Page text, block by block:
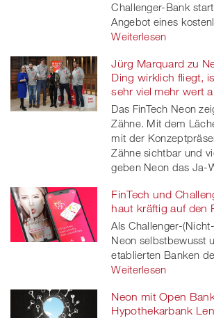
Challenger-Bank
Angebot eines
Weiterlesen
Jürg Marquard zu
Ding wirklich fliegt,
sehr viel mehr wert
Das FinTech Neon
Zähne. Mit dem
mit der
Zähne sichtbar und
geben Neon das Ja-
FinTech und
haut kräftig auf den
Als Challenger-
Neon selbstbewusst
etablierten Banken
Weiterlesen
Neon mit Open
Hypothekarbank